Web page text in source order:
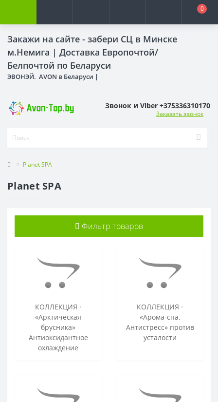
Закажи на сайте - забери СЦ в Минске
м.Немига | Доставка Европочтой/
Белпочтой по Беларуси
ЭВОНЭЙ. AVON в Беларуси |
0
Звонок и Viber +375336310170
Заказать звонок
Planet SPA
Planet SPA
Фильтр товаров
КОЛЛЕКЦИЯ ·
«Арктическая
брусника»
Антиоксидантное
охлаждение
КОЛЛЕКЦИЯ ·
«Арома-спа.
Антистресс» против
усталости